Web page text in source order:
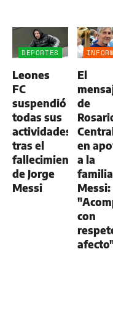
DEPORTES
Leones
FC
suspendió
todas sus
actividades
tras el
fallecimiento
de Jorge
Messi
El
de
en
a la
familia
Messi:
con